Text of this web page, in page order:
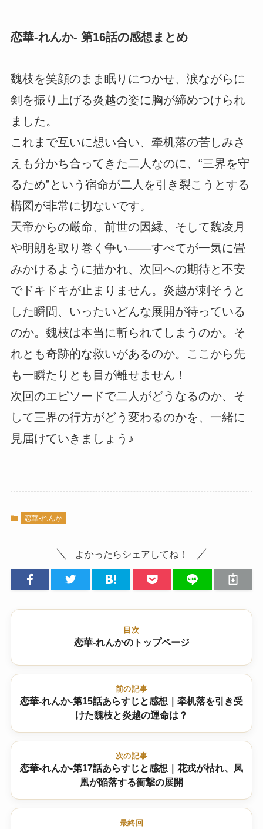
恋華-れんか- 第16話の感想まとめ
魏枝を笑顔のまま眠りにつかせ、涙ながらに
剣を振り上げる炎越の姿に胸が締めつけられ
ました。
これまで互いに想い合い、牵机落の苦しみさ
えも分かち合ってきた二人なのに、“三界を守
るため”という宿命が二人を引き裂こうとする
構図が非常に切ないです。
天帝からの厳命、前世の因縁、そして魏凌月
や明朗を取り巻く争い――すべてが一気に畳
みかけるように描かれ、次回への期待と不安
でドキドキが止まりません。炎越が刺そうと
した瞬間、いったいどんな展開が待っている
のか。魏枝は本当に斬られてしまうのか。そ
れとも奇跡的な救いがあるのか。ここから先
も一瞬たりとも目が離せません！
次回のエピソードで二人がどうなるのか、そ
して三界の行方がどう変わるのかを、一緒に
見届けていきましょう♪
恋華-れんか
よかったらシェアしてね！
目次
恋華-れんかのトップページ
前の記事
恋華-れんか-第15話あらすじと感想｜牵机落を引き受
けた魏枝と炎越の運命は？
次の記事
恋華-れんか-第17話あらすじと感想｜花戎が枯れ、凤
凰が陥落する衝撃の展開
最終回